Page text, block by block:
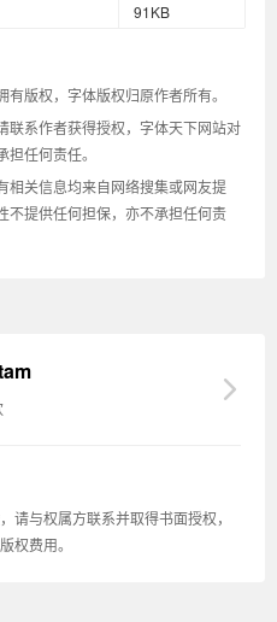
91KB
版权，字体版权归原作者所有。
联系作者获得授权，字体天下网站对
任何责任。
相关信息均来自网络搜集或网友提
不提供任何担保，亦不承担任何责
请与权属方联系并取得书面授权，
权费用。